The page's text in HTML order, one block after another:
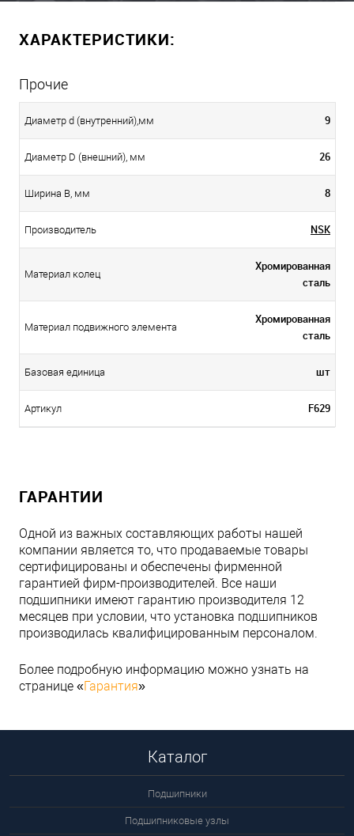
ХАРАКТЕРИСТИКИ:
Прочие
Диаметр d (внутренний),мм 9
Диаметр D (внешний), мм 26
Ширина B, мм 8
Производитель NSK
Материал колец
Хромированная
сталь
Материал подвижного элемента
Хромированная
сталь
Базовая единица шт
Артикул F629
ГАРАНТИИ
Одной из важных составляющих работы нашей
компании является то, что продаваемые товары
сертифицированы и обеспечены фирменной
гарантией фирм-производителей. Все наши
подшипники имеют гарантию производителя 12
месяцев при условии, что установка подшипников
производилась квалифицированным персоналом.
Более подробную информацию можно узнать на
странице «Гарантия»
Каталог
Подшипники
Подшипниковые узлы